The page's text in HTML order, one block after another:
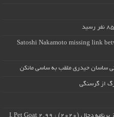
Satoshi Nakamoto missing link
ساسان حیدری ملقب به ساسی مانکن